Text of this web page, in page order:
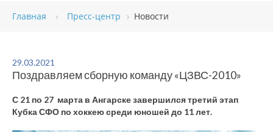
ГЛАВНАЯ
ВИДЫ СПОРТА
ОЦЕНКА КАЧЕСТВА ОБРАЗОВАНИЯ ВАКАНСИИ
Главная Пресс-центр Новости
29.03.2021
Поздравляем сборную команду «ЦЗВС-2010»
С 21 по 27 марта в Ангарске завершился третий этап
Кубка СФО по хоккею среди юношей до 11 лет.